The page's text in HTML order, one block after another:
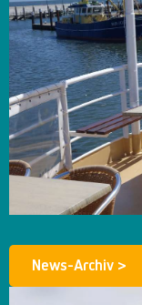
News-Archiv >